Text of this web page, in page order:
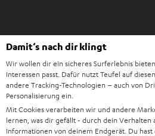
Damit‘s nach dir klingt
Wir wollen dir ein sicheres Surferlebnis
Interessen passt. Dafür nutzt Teufel auf
andere Tracking-Technologien – auch von
Personalisierung ein.
Mit Cookies verarbeiten wir und andere
lernen, was dir gefällt - durch dein Verhalten
Informationen von deinem Endgerät. Du hast